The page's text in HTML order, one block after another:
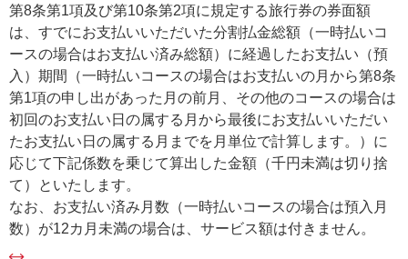
第8条第1項及び第10条第2項に規定する旅行券の券面額
は、すでにお支払いいただいた分割払金総額（一時払いコ
ースの場合はお支払い済み総額）に経過したお支払い（預
入）期間（一時払いコースの場合はお支払いの月から第8条
第1項の申し出があった月の前月、その他のコースの場合は
初回のお支払い日の属する月から最後にお支払いいただい
たお支払い日の属する月までを月単位で計算します。）に
応じて下記係数を乗じて算出した金額（千円未満は切り捨
て）といたします。
なお、お支払い済み月数（一時払いコースの場合は預入月
数）が12カ月未満の場合は、サービス額は付きません。